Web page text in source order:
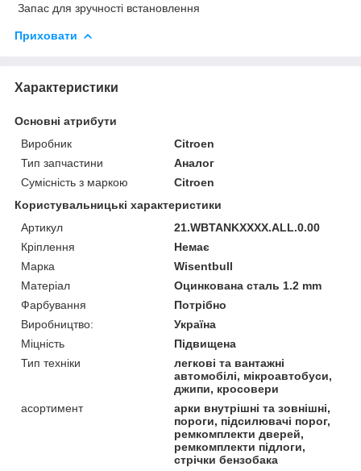
Запас для зручності встановлення
Приховати
Характеристики
Основні атрибути
Виробник
Citroen
Тип запчастини
Аналог
Сумісність з маркою
Citroen
Користувальницькі характеристики
Артикул
21.WBTANKXXXX.ALL.0.00
Кріплення
Немає
Марка
Wisentbull
Матеріал
Оцинкована сталь 1.2 mm
Фарбування
Потрібно
Виробництво:
Україна
Міцність
Підвищена
Тип техніки
легкові та вантажні
автомобілі, мікроавтобуси,
джипи, кросовери
асортимент
арки внутрішні та зовнішні,
пороги, підсилювачі порог,
ремкомплекти дверей,
ремкомплекти підлоги,
стрічки бензобака